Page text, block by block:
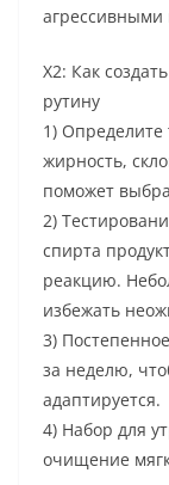
Х2: Как
рутину
1) Определите
жирность,
поможет
2)
спирта
реакцию.
избежать
3)
за неделю,
адаптируется.
4) Набор для
очищение